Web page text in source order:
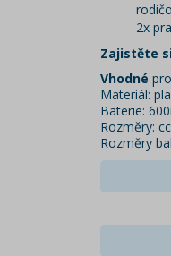
2x
Zajistěte
Vhodné
Materiál:
Baterie:
Rozměry:
Rozměry